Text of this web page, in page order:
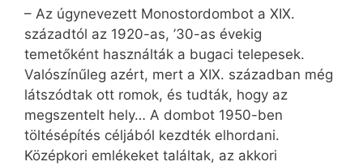
– Az úgynevezett Monostordombot a XIX.
századtól az 1920-as, ’30-as évekig
temetőként használták a bugaci telepesek.
Valószínűleg azért, mert a XIX. században még
látszódtak ott romok, és tudták, hogy az
megszentelt hely… A dombot 1950-ben
töltésépítés céljából kezdték elhordani.
Középkori emlékeket találtak, az akkori